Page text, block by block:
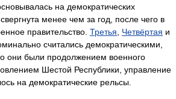
на демократических
менее чем за год, после чего в
правительство. Третья Четвёртая и
считались демократическими,
они были продолжением военного
Шестой Республики, управление
на демократические рельсы.